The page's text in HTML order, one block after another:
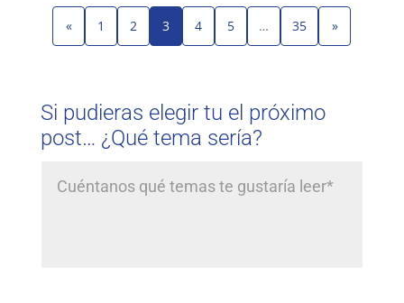
« 1 2 3 4 5 … 35 »
Si pudieras elegir tu el próximo
post… ¿Qué tema sería?